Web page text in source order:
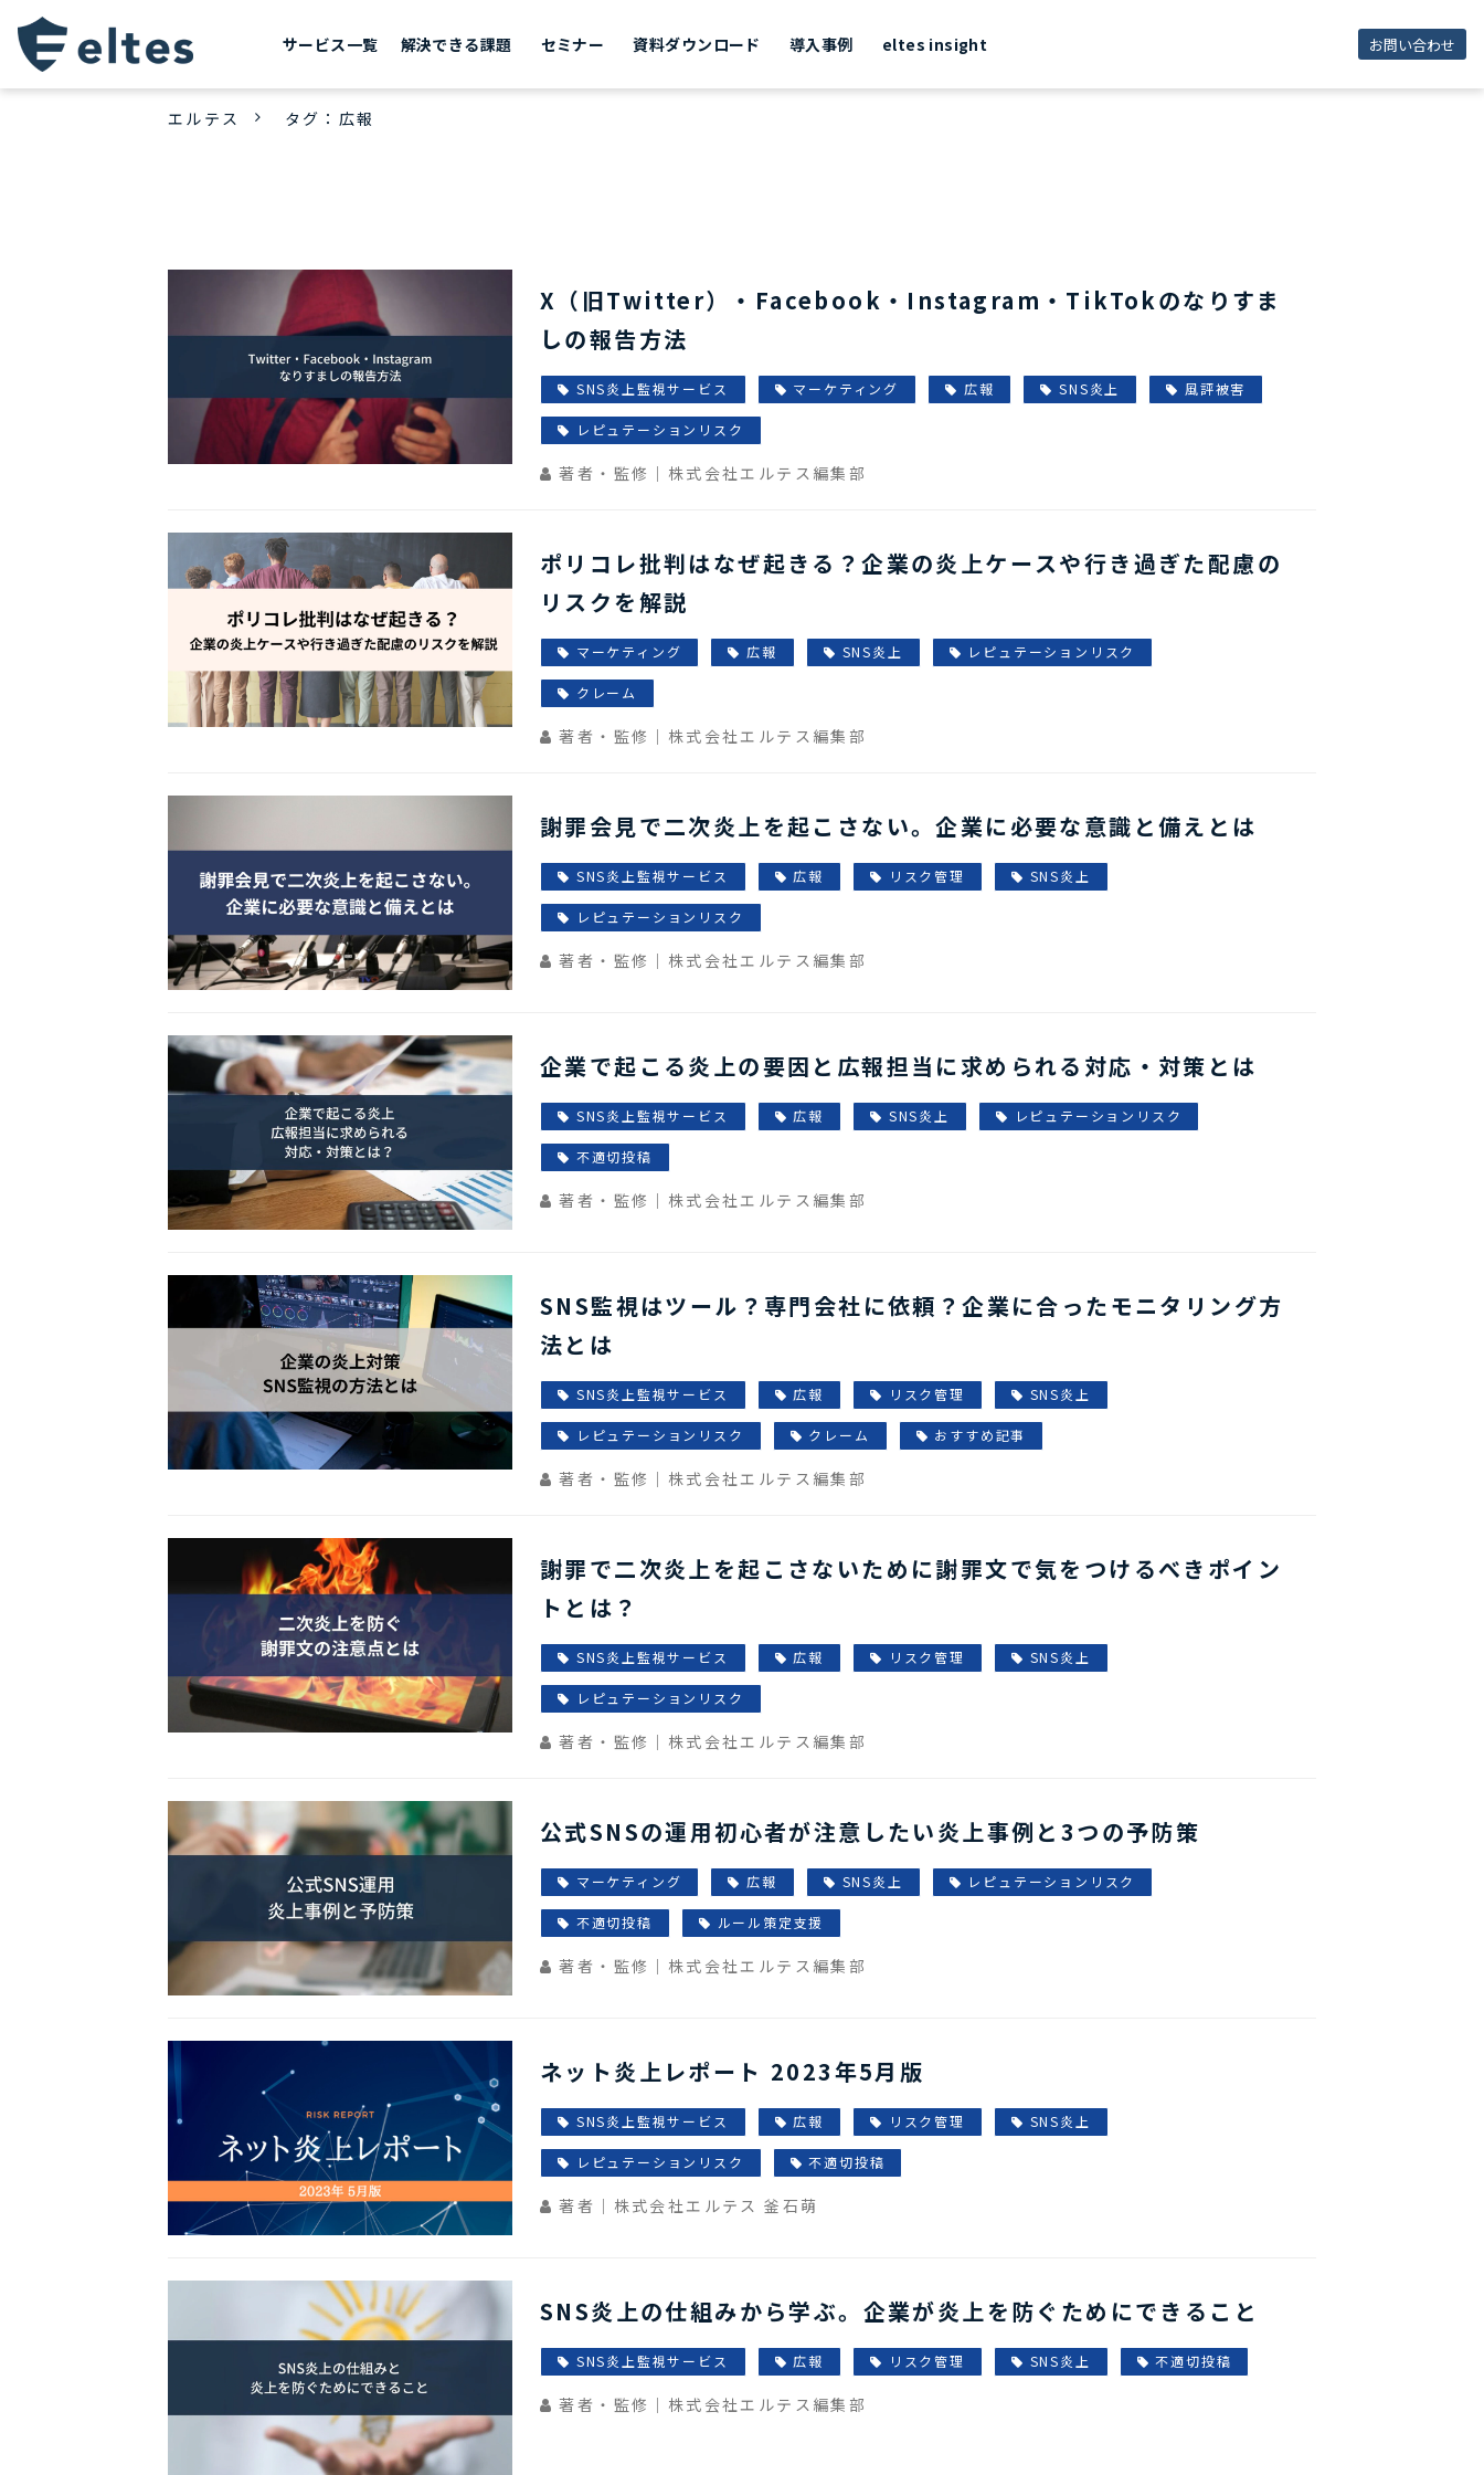
サービス一覧 解決できる課題 セミナー 資料ダウンロード 導入事例 eltes insight お問い合わせ
エルテス タグ：広報
X（旧Twitter）・Facebook・Instagram・TikTokのなりすま
しの報告方法
SNS炎上監視サービス マーケティング 広報 SNS炎上 風評被害
レピュテーションリスク
著者・監修｜株式会社エルテス編集部
ポリコレ批判はなぜ起きる？企業の炎上ケースや行き過ぎた配慮の
リスクを解説
マーケティング 広報 SNS炎上 レピュテーションリスク
クレーム
著者・監修｜株式会社エルテス編集部
謝罪会見で二次炎上を起こさない。企業に必要な意識と備えとは
SNS炎上監視サービス 広報 リスク管理 SNS炎上
レピュテーションリスク
著者・監修｜株式会社エルテス編集部
企業で起こる炎上の要因と広報担当に求められる対応・対策とは
SNS炎上監視サービス 広報 SNS炎上 レピュテーションリスク
不適切投稿
著者・監修｜株式会社エルテス編集部
SNS監視はツール？専門会社に依頼？企業に合ったモニタリング方
法とは
SNS炎上監視サービス 広報 リスク管理 SNS炎上
レピュテーションリスク クレーム おすすめ記事
著者・監修｜株式会社エルテス編集部
謝罪で二次炎上を起こさないために謝罪文で気をつけるべきポイン
トとは？
SNS炎上監視サービス 広報 リスク管理 SNS炎上
レピュテーションリスク
著者・監修｜株式会社エルテス編集部
公式SNSの運用初心者が注意したい炎上事例と3つの予防策
マーケティング 広報 SNS炎上 レピュテーションリスク
不適切投稿 ルール策定支援
著者・監修｜株式会社エルテス編集部
ネット炎上レポート 2023年5月版
SNS炎上監視サービス 広報 リスク管理 SNS炎上
レピュテーションリスク 不適切投稿
著者｜株式会社エルテス 釜石萌
SNS炎上の仕組みから学ぶ。企業が炎上を防ぐためにできること
SNS炎上監視サービス 広報 リスク管理 SNS炎上 不適切投稿
著者・監修｜株式会社エルテス編集部